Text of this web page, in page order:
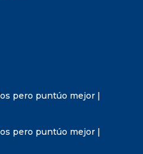
pero puntúo mejor |
pero puntúo mejor |